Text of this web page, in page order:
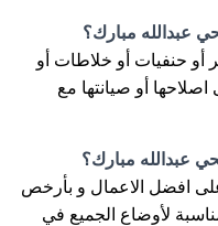
عبدالله مبارك؟
أو حنفيات أو خلاطات أو
أو صيانتها مع
عبدالله مبارك؟
افضل الاعمال و بأرخص
لأوضاع الجميع في